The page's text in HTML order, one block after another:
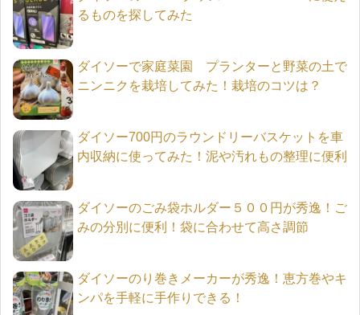
るものを探してみた
ダイソーで家庭菜園 プランターと野菜の土で
ニンニクを栽培してみた！栽培のコツは？
ダイソー700円のラウンドリーバスケットを車
内収納に使ってみた！泥や汚れもの整理に便利
ダイソーのごみ袋ホルダー５００円が秀逸！ご
みの分別に便利！袋に合わせて高さ調節
ダイソーのり巻きメーカーが秀逸！恵方巻やキ
ンパを手軽に手作りできる！